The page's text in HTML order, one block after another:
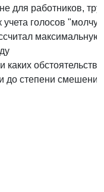
для работников,
голосов
каких
до степени смешения